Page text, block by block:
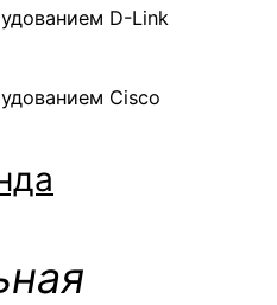
D-Link
Cisco